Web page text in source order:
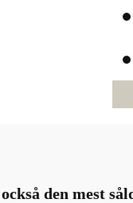
den mest